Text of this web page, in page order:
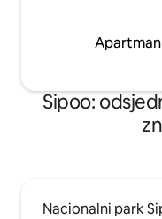
Sipoo:
Nacionalni park